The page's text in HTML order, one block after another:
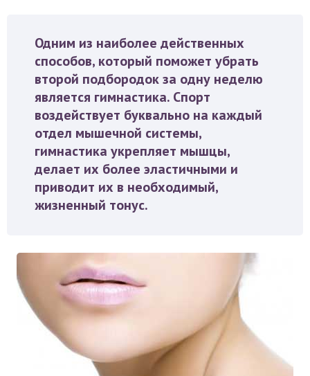
Одним из наиболее действенных
способов, который поможет убрать
второй подбородок за одну неделю
является гимнастика. Спорт
воздействует буквально на каждый
отдел мышечной системы,
гимнастика укрепляет мышцы,
делает их более эластичными и
приводит их в необходимый,
жизненный тонус.